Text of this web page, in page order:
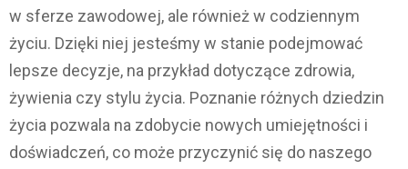
w sferze zawodowej, ale również w codziennym
życiu. Dzięki niej jesteśmy w stanie podejmować
lepsze decyzje, na przykład dotyczące zdrowia,
żywienia czy stylu życia. Poznanie różnych dziedzin
życia pozwala na zdobycie nowych umiejętności i
doświadczeń, co może przyczynić się do naszego